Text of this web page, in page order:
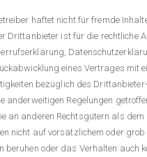
haftet nicht für fremde
Drittanbieter ist für die rechtliche
eines Vertrages
bezüglich des
anderweitigen Regelungen
an anderen Rechtsgütern als
nicht auf vorsätzlichem oder
beruhen oder das Verhalten auch